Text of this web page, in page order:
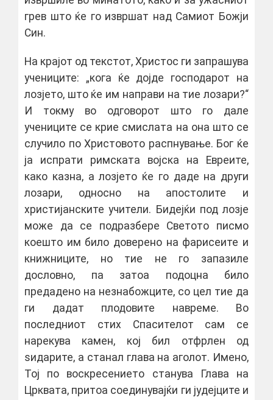
грев што ќе го извршат над Самиот Божји
Син.
На крајот од текстот, Христос ги запрашува
учениците: „кога ќе дојде господарот на
лозјето, што ќе им направи на тие лозари?“
И токму во одговорот што го дале
учениците се крие смислата на она што се
случило по Христовото распнување. Бог ќе
ја испрати римската војска на Евреите,
како казна, а лозјето ќе го даде на други
лозари, односно на апостолите и
христијанските учители. Бидејќи под лозје
може да се подразбере Светото писмо
коешто им било доверено на фарисеите и
книжниците, но тие не го запазиле
дословно, па затоа подоцна било
предадено на незнабожците, со цел тие да
ги дадат плодовите навреме. Во
последниот стих Спасителот сам се
нарекува камен, кој бил отфрлен од
ѕидарите, а станал глава на аголот. Имено,
Тој по воскресението станува Глава на
Црквата, притоа соединувајќи ги јудејците и